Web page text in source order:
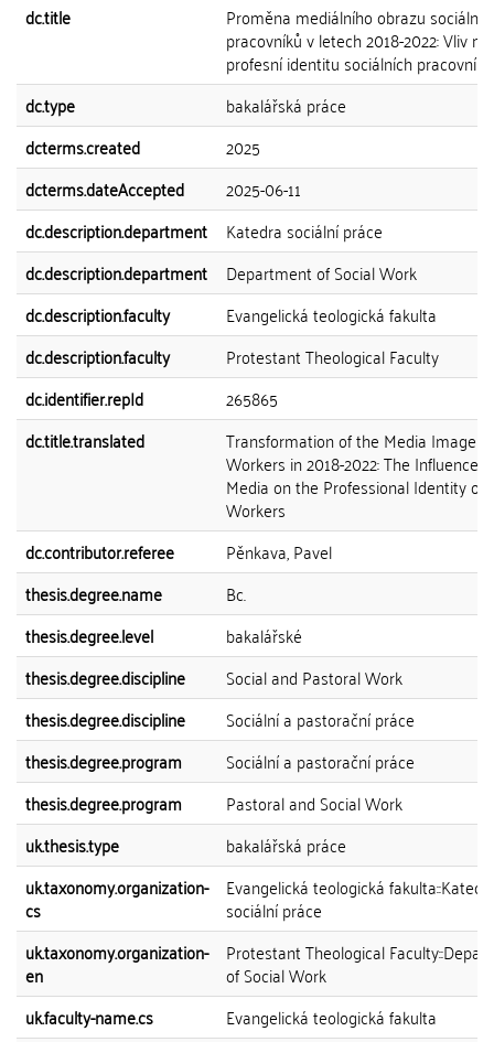
dc.title
Proměna mediálního obrazu
pracovníků v letech 2018-2022: Vliv
profesní identitu sociálních pracovníků
dc.type
bakalářská práce
dcterms.created
2025
dcterms.dateAccepted
2025-06-11
dc.description.department
Katedra sociální práce
dc.description.department
Department of Social Work
dc.description.faculty
Evangelická teologická fakulta
dc.description.faculty
Protestant Theological Faculty
dc.identifier.repId
265865
dc.title.translated
Transformation of the Media Image
Workers in 2018-2022: The Influence
Media on the Professional Identity of
Workers
dc.contributor.referee
Pěnkava, Pavel
thesis.degree.name
Bc.
thesis.degree.level
bakalářské
thesis.degree.discipline
Social and Pastoral Work
thesis.degree.discipline
Sociální a pastorační práce
thesis.degree.program
Sociální a pastorační práce
thesis.degree.program
Pastoral and Social Work
uk.thesis.type
bakalářská práce
uk.taxonomy.organization-
cs
Evangelická teologická
sociální práce
uk.taxonomy.organization-
en
Protestant Theological
of Social Work
uk.faculty-name.cs
Evangelická teologická fakulta